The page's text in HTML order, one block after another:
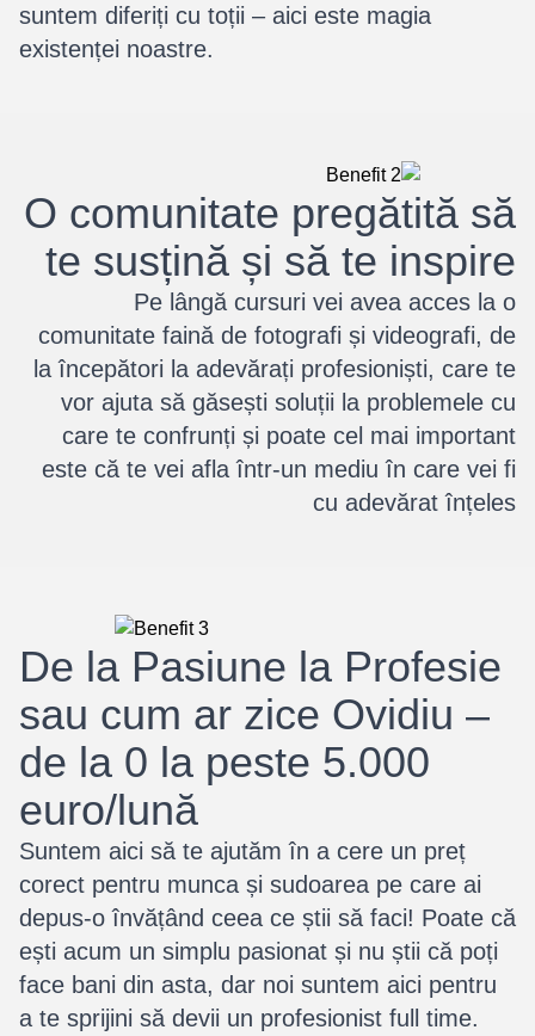
suntem diferiți cu toții – aici este magia
existenței noastre.
O comunitate pregătită să
te susțină și să te inspire
Pe lângă cursuri vei avea acces la o
comunitate faină de fotografi și videografi, de
la începători la adevărați profesioniști, care te
vor ajuta să găsești soluții la problemele cu
care te confrunți și poate cel mai important
este că te vei afla într-un mediu în care vei fi
cu adevărat înțeles
De la Pasiune la Profesie
sau cum ar zice Ovidiu –
de la 0 la peste 5.000
euro/lună
Suntem aici să te ajutăm în a cere un preț
corect pentru munca și sudoarea pe care ai
depus-o învățând ceea ce știi să faci! Poate că
ești acum un simplu pasionat și nu știi că poți
face bani din asta, dar noi suntem aici pentru
a te sprijini să devii un profesionist full time.